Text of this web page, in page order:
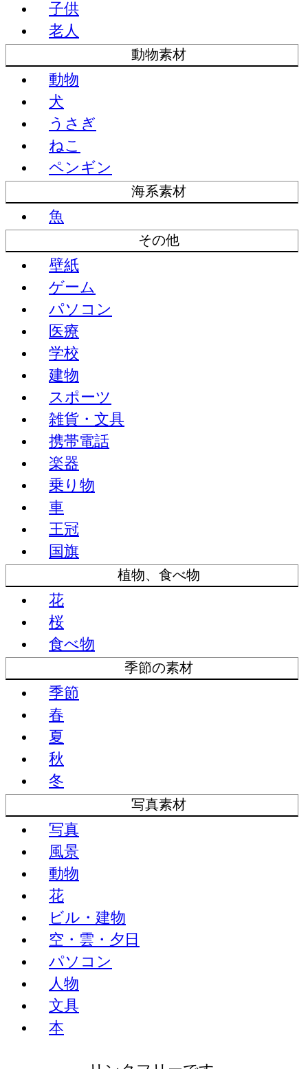
子供
老人
動物素材
動物
犬
うさぎ
ねこ
ペンギン
海系素材
魚
その他
壁紙
ゲーム
パソコン
医療
学校
建物
スポーツ
雑貨・文具
携帯電話
楽器
乗り物
車
王冠
国旗
植物、食べ物
花
桜
食べ物
季節の素材
季節
春
夏
秋
冬
写真素材
写真
風景
動物
花
ビル・建物
空・雲・夕日
パソコン
人物
文具
本